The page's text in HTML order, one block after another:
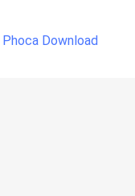
Phoca Download